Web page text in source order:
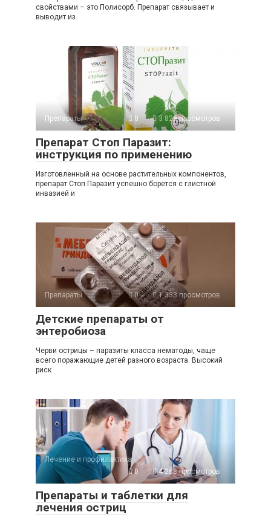
свойствами – это Полисорб. Препарат связывает и
выводит из
Препараты 0 3 828 просмотров
Препарат Стоп Паразит:
инструкция по применению
Изготовленный на основе растительных компонентов,
препарат Стоп Паразит успешно борется с глистной
инвазией и
Препараты 0 1 333 просмотров
Детские препараты от
энтеробиоза
Черви острицы – паразиты класса нематоды, чаще
всего поражающие детей разного возраста. Высокий
риск
Лечение и профилактика
0
4 268 просмотров
Препараты и таблетки для
лечения остриц